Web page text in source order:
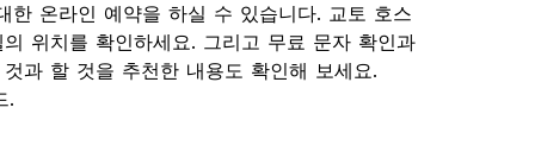
온라인 예약을 하실 수 있습니다. 교토 호스
위치를 확인하세요. 그리고 무료 문자 확인과
과 할 것을 추천한 내용도 확인해 보세요.
.